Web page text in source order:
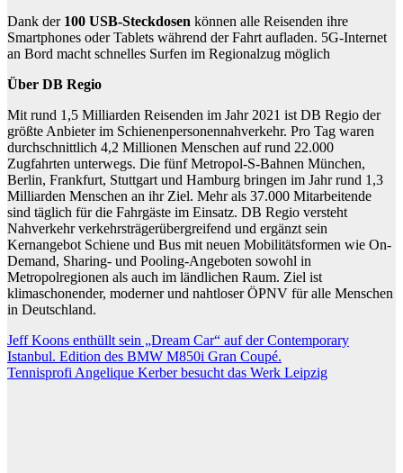
Dank der 100 USB-Steckdosen können alle Reisenden ihre
Smartphones oder Tablets während der Fahrt aufladen. 5G-Internet
an Bord macht schnelles Surfen im Regionalzug möglich
Über DB Regio
Mit rund 1,5 Milliarden Reisenden im Jahr 2021 ist DB Regio der
größte Anbieter im Schienenpersonennahverkehr. Pro Tag waren
durchschnittlich 4,2 Millionen Menschen auf rund 22.000
Zugfahrten unterwegs. Die fünf Metropol-S-Bahnen München,
Berlin, Frankfurt, Stuttgart und Hamburg bringen im Jahr rund 1,3
Milliarden Menschen an ihr Ziel. Mehr als 37.000 Mitarbeitende
sind täglich für die Fahrgäste im Einsatz. DB Regio versteht
Nahverkehr verkehrsträgerübergreifend und ergänzt sein
Kernangebot Schiene und Bus mit neuen Mobilitätsformen wie On-
Demand, Sharing- und Pooling-Angeboten sowohl in
Metropolregionen als auch im ländlichen Raum. Ziel ist
klimaschonender, moderner und nahtloser ÖPNV für alle Menschen
in Deutschland.
Beitragsnavigation
Jeff Koons enthüllt sein „Dream Car“ auf der Contemporary
Istanbul. Edition des BMW M850i ​​Gran Coupé.
Tennisprofi Angelique Kerber besucht das Werk Leipzig